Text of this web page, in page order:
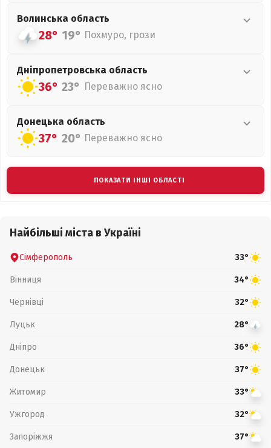
Волинська область
28° 19° Похмуро, грози
Дніпропетровська область
36° 23° Переважно ясно
Донецька область
37° 20° Переважно ясно
ПОКАЗАТИ ІНШІ ОБЛАСТІ
Найбільші міста в Україні
Сімферополь 33°
Вінниця 34°
Чернівці 32°
Луцьк 28°
Дніпро 36°
Донецьк 37°
Житомир 33°
Ужгород 32°
Запоріжжя 37°